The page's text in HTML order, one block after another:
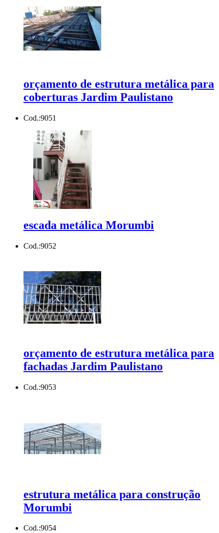
orçamento de estrutura metálica para
coberturas Jardim Paulistano
Cod.:9051
escada metálica Morumbi
Cod.:9052
orçamento de estrutura metálica para
fachadas Jardim Paulistano
Cod.:9053
estrutura metálica para construção
Morumbi
Cod.:9054